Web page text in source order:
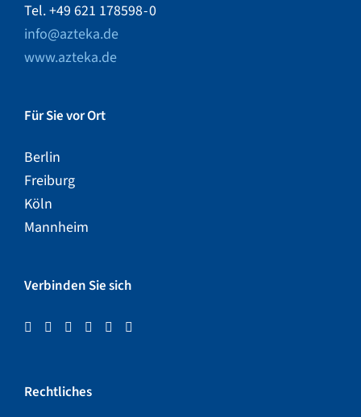
Tel. +49 621 178598 - 0
info@azteka.de
www.azteka.de
Für Sie vor Ort
Berlin
Freiburg
Köln
Mannheim
Verbinden Sie sich
Rechtliches